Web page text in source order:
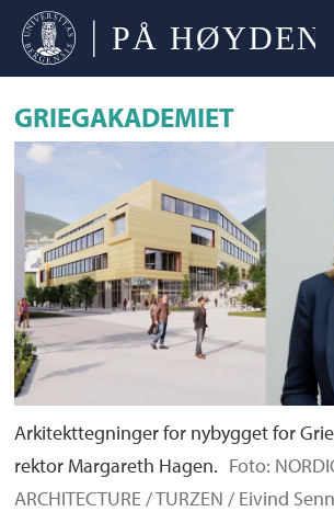
GRIEGAKADEMIET
Arkitekttegninger for nybygget for
rektor Margareth Hagen. Foto:
ARCHITECTURE / TURZEN / Eivind